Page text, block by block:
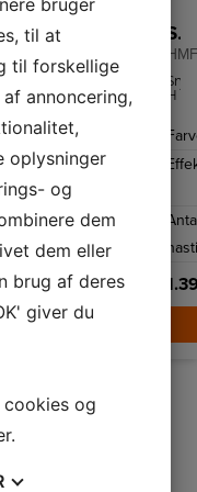
Kenwood Køkkenmaskiner
HMP32.A0WH
Watt
motor
til
at
klare
enhver
fra
piskefløde
og
til
og
brøddej.
FarveHvid
Effekt450
Antal
hastigheder
5
499,-
LÆG I KURV
HMF01BLEU
Smeg
Håndmikser
tilbyder
ni
blande
indhold
perfektion.
Effekt
Antal
hastigheder
9
1.399,-
Smeg Håndmikser
til
har
bruger
til at
til forskellige
annoncering,
oplysninger
og
dem
dem eller
brug af deres
giver du
og
.